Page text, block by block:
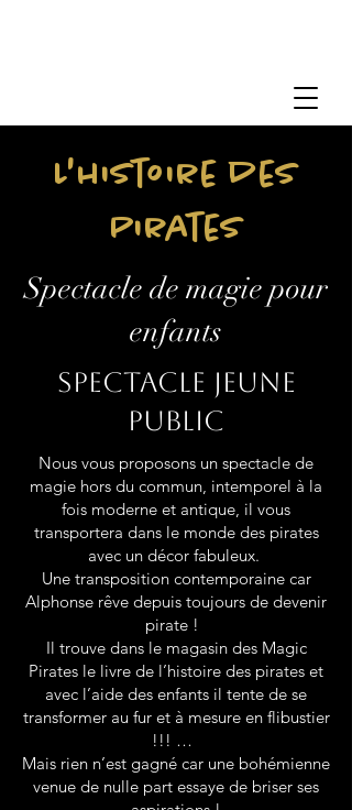
L'histoire des
Pirates
Spectacle de magie pour
enfants
Spectacle jeune
public
Nous vous proposons un spectacle de
magie hors du commun, intemporel à la
fois moderne et antique, il vous
transportera dans le monde des pirates
avec un décor fabuleux.
Une transposition contemporaine car
Alphonse rêve depuis toujours de devenir
pirate !
Il trouve dans le magasin des Magic
Pirates le livre de l’histoire des pirates et
avec l’aide des enfants il tente de se
transformer au fur et à mesure en flibustier
!!! …
Mais rien n’est gagné car une bohémienne
venue de nulle part essaye de briser ses